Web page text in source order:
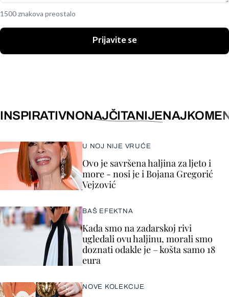
1500 znakova preostalo
Prijavite se
INSPIRATIVNONAJČITANIJE
U NOJ NIJE VRUĆE
Ovo je savršena haljina za ljeto i
more - nosi je i Bojana Gregorić
Vejzović
BAŠ EFEKTNA
Kada smo na zadarskoj rivi
ugledali ovu haljinu, morali smo
doznati odakle je – košta samo 18
eura
NOVE KOLEKCIJE